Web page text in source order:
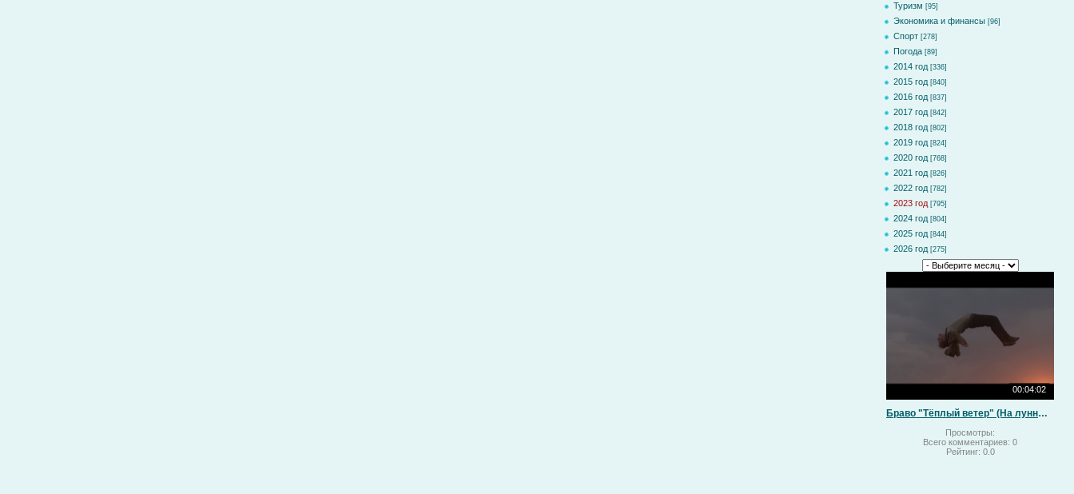
Туризм [95]
Экономика и финансы [96]
Спорт [278]
Погода [89]
2014 год [336]
2015 год [840]
2016 год [837]
2017 год [842]
2018 год [802]
2019 год [824]
2020 год [768]
2021 год [826]
2022 год [782]
2023 год [795]
2024 год [804]
2025 год [844]
2026 год [275]
00:04:02
Браво "Тёплый ветер" (На лунный свет)
Просмотры:
Всего комментариев: 0
Рейтинг: 0.0